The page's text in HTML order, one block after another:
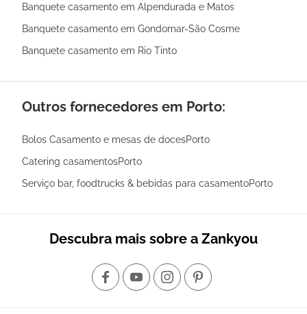
Banquete casamento em Alpendurada e Matos
Banquete casamento em Gondomar-São Cosme
Banquete casamento em Rio Tinto
Outros fornecedores em Porto:
Bolos Casamento e mesas de docesPorto
Catering casamentosPorto
Serviço bar, foodtrucks & bebidas para casamentoPorto
Descubra mais sobre a Zankyou